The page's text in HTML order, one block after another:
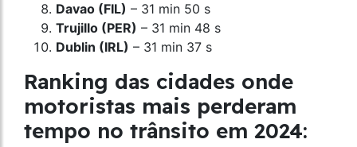
Davao (FIL) – 31 min 50 s
Trujillo (PER) – 31 min 48 s
Dublin (IRL) – 31 min 37 s
Ranking das cidades onde
motoristas mais perderam
tempo no trânsito em 2024: